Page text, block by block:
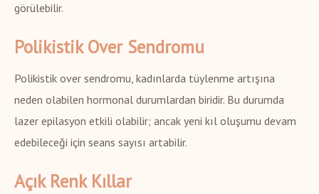
görülebilir.
Polikistik Over Sendromu
Polikistik over sendromu, kadınlarda tüylenme artışına
neden olabilen hormonal durumlardan biridir. Bu durumda
lazer epilasyon etkili olabilir; ancak yeni kıl oluşumu devam
edebileceği için seans sayısı artabilir.
Açık Renk Kıllar